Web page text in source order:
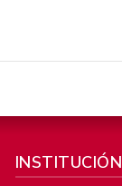
INSTITUCIÓN